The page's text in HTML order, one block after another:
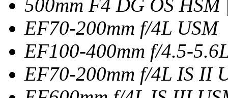
500mm F4 DG OS HSM
EF70-200mm f/4L USM
EF100-400mm f/4.5-
EF70-200mm f/4L IS II